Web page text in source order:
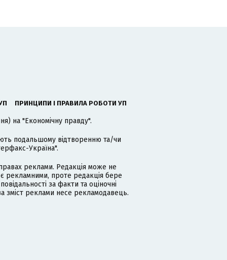
ПРИНЦИПИ І ПРАВИЛА РОБОТИ УП
на "Економічну правду".
подальшому відтворенню та/чи
Україна".
реклами. Редакція може не
рекламними, проте редакція бере
за факти та оціночні
зміст реклами несе рекламодавець.